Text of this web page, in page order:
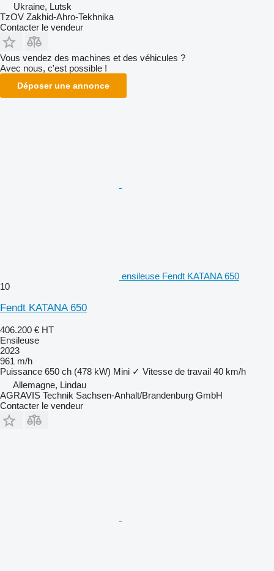
Ukraine, Lutsk
TzOV Zakhid-Ahro-Tekhnika
Contacter le vendeur
Vous vendez des machines et des véhicules ?
Avec nous, c'est possible !
Déposer une annonce
ensileuse Fendt KATANA 650
10
Fendt KATANA 650
406.200 € HT
Ensileuse
2023
961 m/h
Puissance 650 ch (478 kW) Mini ✓ Vitesse de travail 40 km/h
Allemagne, Lindau
AGRAVIS Technik Sachsen-Anhalt/Brandenburg GmbH
Contacter le vendeur